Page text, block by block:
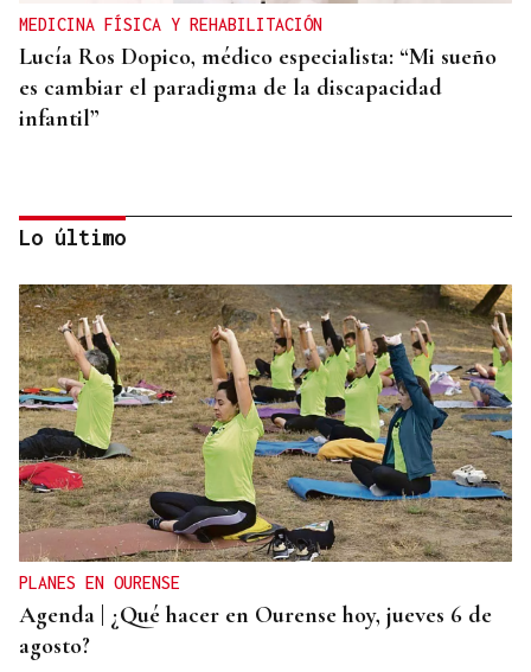
MEDICINA FÍSICA Y REHABILITACIÓN
Lucía Ros Dopico, médico especialista: “Mi sueño
es cambiar el paradigma de la discapacidad
infantil”
PREDICCIÓN METEOROLÓGICA
La estadística sugiere que no habrá nubes el día
del eclipse
Lo último
PLANES EN OURENSE
Agenda | ¿Qué hacer en Ourense hoy, jueves 6 de
agosto?